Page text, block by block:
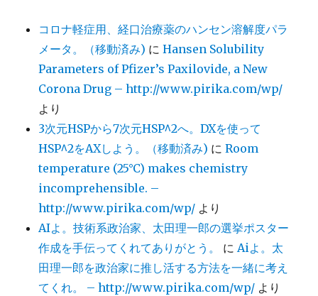
コロナ軽症用、経口治療薬のハンセン溶解度パラ
メータ。（移動済み) にHansen Solubility
Parameters of Pfizer’s Paxilovide, a New
Corona Drug – http://www.pirika.com/wp/
より
3次元HSPから7次元HSP^2へ。DXを使って
HSP^2をAXしよう。（移動済み) にRoom
temperature (25°C) makes chemistry
incomprehensible. –
http://www.pirika.com/wp/ より
AIよ。技術系政治家、太田理一郎の選挙ポスター
作成を手伝ってくれてありがとう。
にAiよ。太
田理一郎を政治家に推し活する方法を一緒に考え
てくれ。 – http://www.pirika.com/wp/ より